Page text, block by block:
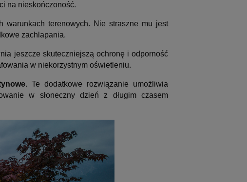
na nieskończoność.
warunkach terenowych. Nie straszne mu jest
zachlapania.
jeszcze skuteczniejszą ochronę i odporność
w niekorzystnym oświetleniu.
Te dodatkowe rozwiązanie umożliwia
w słoneczny dzień z długim czasem